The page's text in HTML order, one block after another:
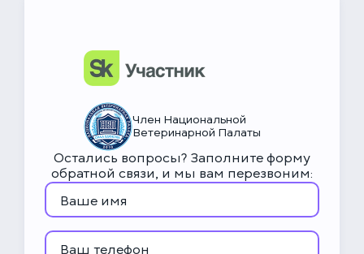
Член Национальной
Ветеринарной Палаты
Остались вопросы? Заполните форму
обратной связи, и мы вам перезвоним: